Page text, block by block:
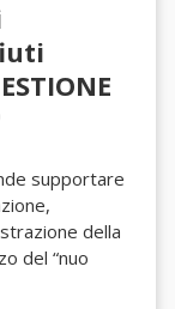
supportare
della
del “nuo